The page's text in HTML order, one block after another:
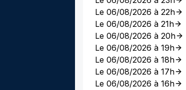
Le 06/08/2026 à 22h
Le 06/08/2026 à 21h
Le 06/08/2026 à 20h
Le 06/08/2026 à 19h
Le 06/08/2026 à 18h
Le 06/08/2026 à 17h
Le 06/08/2026 à 16h